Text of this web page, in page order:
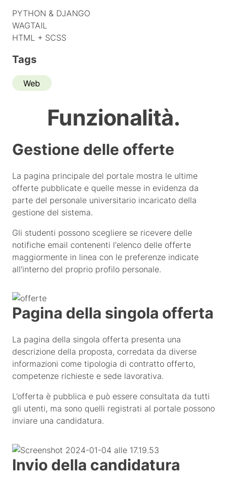
PYTHON & DJANGO
WAGTAIL
HTML + SCSS
Tags
Web
Funzionalità.
Gestione delle offerte
La pagina principale del portale mostra le ultime
offerte pubblicate e quelle messe in evidenza da
parte del personale universitario incaricato della
gestione del sistema.
Gli studenti possono scegliere se ricevere delle
notifiche email contenenti l'elenco delle offerte
maggiormente in linea con le preferenze indicate
all'interno del proprio profilo personale.
Pagina della singola offerta
La pagina della singola offerta presenta una
descrizione della proposta, corredata da diverse
informazioni come tipologia di contratto offerto,
competenze richieste e sede lavorativa.
L’offerta è pubblica e può essere consultata da tutti
gli utenti, ma sono quelli registrati al portale possono
inviare una candidatura.
Invio della candidatura